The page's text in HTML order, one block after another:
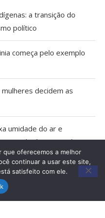
a transição do
político
começa pelo exemplo
decidem as
umidade do ar e
Estado do Pantanal
em Miranda marcam
que oferecemos a melhor
continuar a usar este site,
satisfeito com ele.